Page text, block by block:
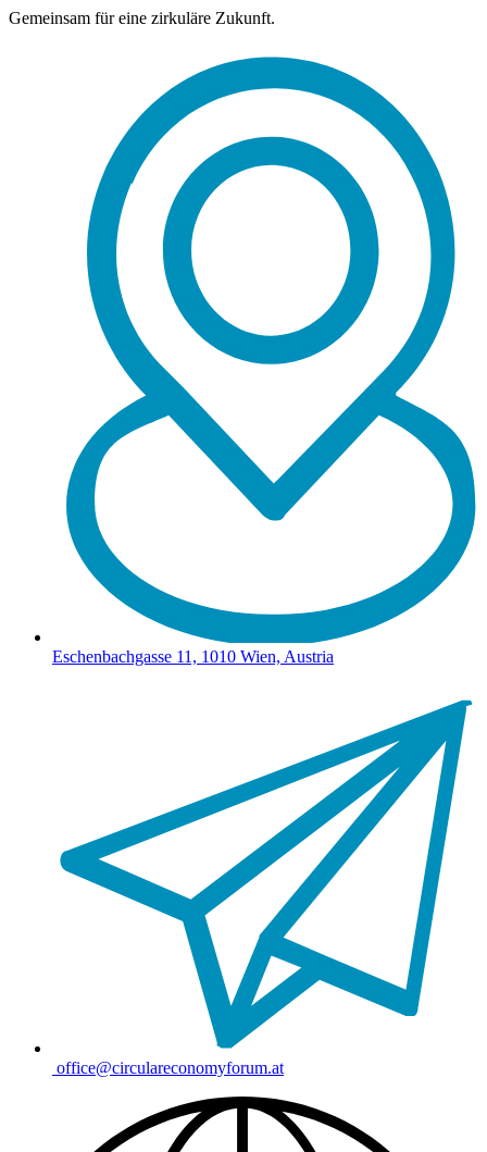
Gemeinsam für eine zirkuläre Zukunft.
Eschenbachgasse 11, 1010 Wien, Austria
office@circulareconomyforum.at